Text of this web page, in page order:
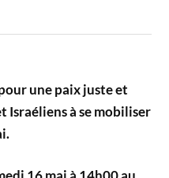
une paix juste et
Israéliens à se mobiliser